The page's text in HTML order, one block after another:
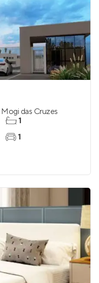
Mogi das Cruzes
1
1